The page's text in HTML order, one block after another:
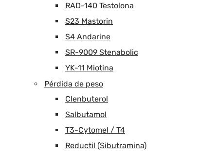
RAD-140 Testolona
S23 Mastorin
S4 Andarine
SR-9009 Stenabolic
YK-11 Miotina
Pérdida de peso
Clenbuterol
Salbutamol
T3-Cytomel / T4
Reductil (Sibutramina)